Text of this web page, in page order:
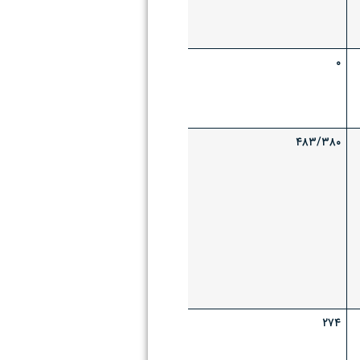
۰
۴۸۳/۳۸۰
۲۷۴